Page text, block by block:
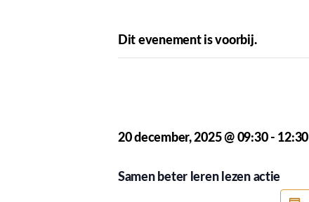
Dit evenement is voorbij.
20 december, 2025 @ 09:30- 12:30
Samen beter leren lezen actie